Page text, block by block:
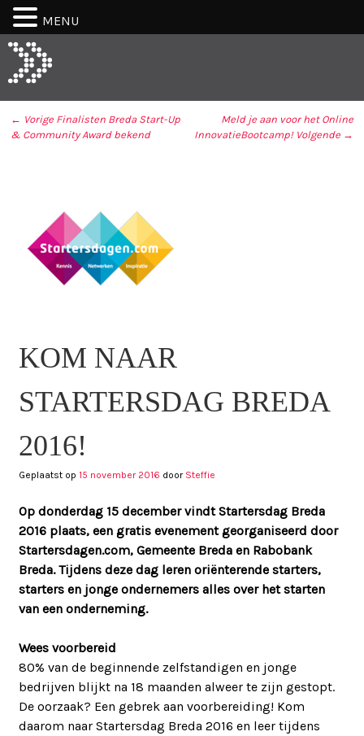
BERICHT NAVIGATIE
← VorigeFinalisten Breda Start-Up
& Community Award bekend
Meld je aan voor het Online
InnovatieBootcamp! Volgende →
KOM NAAR
STARTERSDAG BREDA
2016!
Geplaatst op 15 november 2016 door Steffie
Op donderdag 15 december vindt Startersdag Breda
2016 plaats, een gratis evenement georganiseerd door
Startersdagen.com, Gemeente Breda en Rabobank
Breda. Tijdens deze dag leren oriënterende starters,
starters en jonge ondernemers alles over het starten
van een onderneming.
Wees voorbereid
80% van de beginnende zelfstandigen en jonge
bedrijven blijkt na 18 maanden alweer te zijn gestopt.
De oorzaak? Een gebrek aan voorbereiding! Kom
daarom naar Startersdag Breda 2016 en leer tijdens
MENU